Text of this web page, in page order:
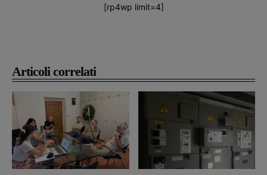
Articoli correlati
[rp4wp limit=4]